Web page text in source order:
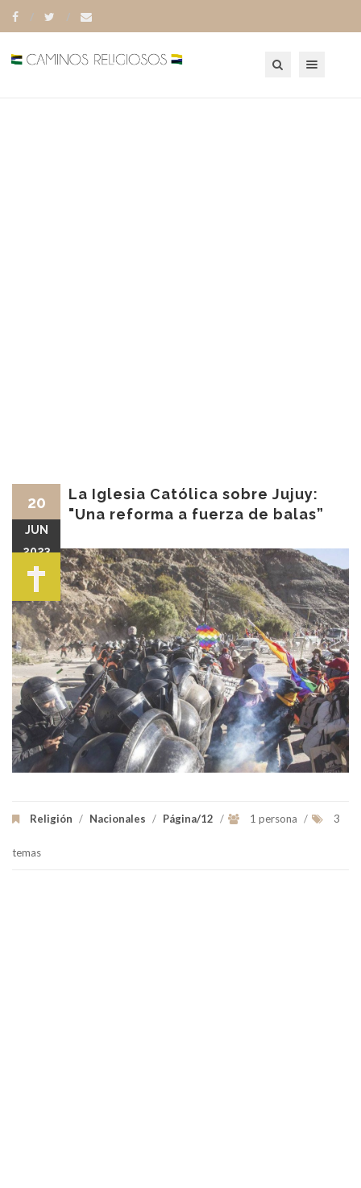
La Iglesia Católica sobre Jujuy:
"Una reforma a fuerza de balas”
Religión / Nacionales / Página/12 / 1 persona / 3
temas
20
JUN
2023